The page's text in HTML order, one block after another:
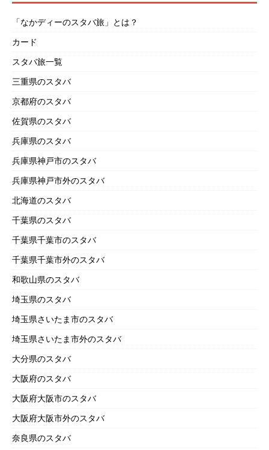
「なかディーのスタバ旅」とは？
カード
スタバ旅一覧
三重県のスタバ
京都府のスタバ
佐賀県のスタバ
兵庫県のスタバ
兵庫県神戸市のスタバ
兵庫県神戸市外のスタバ
北海道のスタバ
千葉県のスタバ
千葉県千葉市のスタバ
千葉県千葉市外のスタバ
和歌山県のスタバ
埼玉県のスタバ
埼玉県さいたま市のスタバ
埼玉県さいたま市外のスタバ
大分県のスタバ
大阪府のスタバ
大阪府大阪市のスタバ
大阪府大阪市外のスタバ
奈良県のスタバ